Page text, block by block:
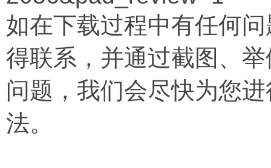
如在下载过程中有任何
得联系，并通过截图、
问题，我们会尽快为您
法。